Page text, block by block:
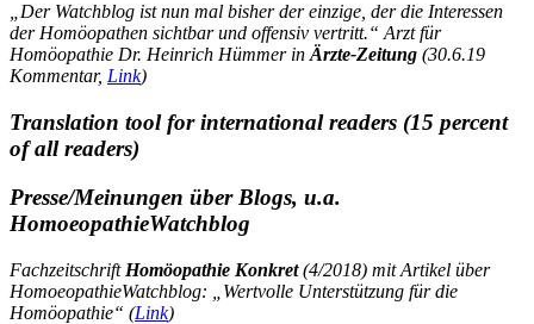
„Der Watchblog ist nun mal bisher der einzige, der die Interessen
der Homöopathen sichtbar und offensiv vertritt.“ Arzt für
Homöopathie Dr. Heinrich Hümmer inÄrzte-Zeitung (30.6.19
Kommentar, Link)
Translation tool for international readers (15 percent
of all readers)
Presse/Meinungen über Blogs, u.a.
HomoeopathieWatchblog
Fachzeitschrift Homöopathie Konkret(4/2018) mit Artikel über
HomoeopathieWatchblog: „Wertvolle Unterstützung für die
Homöopathie“ (Link)